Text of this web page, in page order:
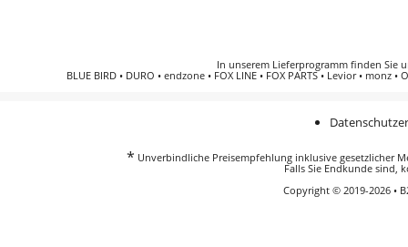
In unserem Lieferprogramm finden Sie
BLUE BIRD• DURO • endzone• FOX LINE• FOX PARTS• Levior• monz•
* Unverbindliche Preisempfehlung inklusive gesetzlicher
Falls Sie Endkunde sind,
Copyright © 2019-2026 •